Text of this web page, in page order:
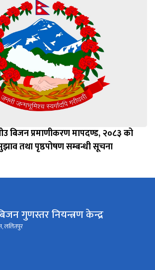
बिजन प्रमाणीकरण मापदण्ड, २०८३ को
तथा पृष्ठपोषण सम्बन्धी सूचना
गुणस्तर नियन्त्रण केन्द्र
ललितपुर